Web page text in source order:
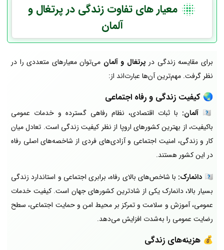
معیار های تفاوت زندگی در پرتغال و
آلمان
برای مقایسه زندگی در پرتغال و آلمان می‌توان معیارهای متعددی را در
نظر گرفت. مهم‌ترین آن‌ها عبارت‌اند از:
🌏 کیفیت زندگی و رفاه اجتماعی
🇩🇪 آلمان: با ثبات اقتصادی، نظام رفاهی گسترده و خدمات عمومی
باکیفیت، از بهترین کشورهای اروپا از نظر کیفیت زندگی است. تعادل میان
کار و زندگی، امنیت اجتماعی و آزادی‌های فردی از شاخصه‌های اصلی رفاه
در این کشور هستند.
🇩🇰 دانمارک: با شاخص‌های بالای رفاه، برابری اجتماعی و استاندارد زندگی
بسیار بالا، دانمارک یکی از شادترین کشورهای جهان است. کیفیت خدمات
عمومی، آموزش و سلامت و تمرکز بر محیط امن و حمایت اجتماعی، سطح
رضایت عمومی را به‌شدت افزایش می‌دهد.
💰 هزینه‌های زندگی